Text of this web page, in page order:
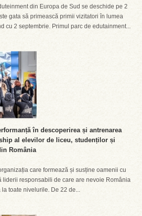
din Europa de Sud se deschide pe 2
gata să primească primii vizitatori în lumea
cu 2 septembrie. Primul parc de edutainment...
în descoperirea și antrenarea
al elevilor de liceu, studenților și
România
care formează și susține oamenii cu
liderii responsabili de care are nevoie România
toate nivelurile. De 22 de...